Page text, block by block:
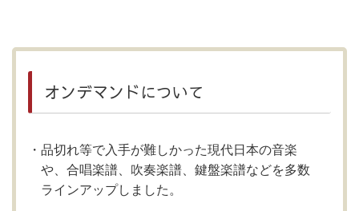
オンデマンドについて
品切れ等で入手が難しかった現代日本の音楽
や、合唱楽譜、吹奏楽譜、鍵盤楽譜などを多数
ラインアップしました。